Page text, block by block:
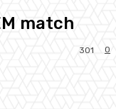
match
0
301